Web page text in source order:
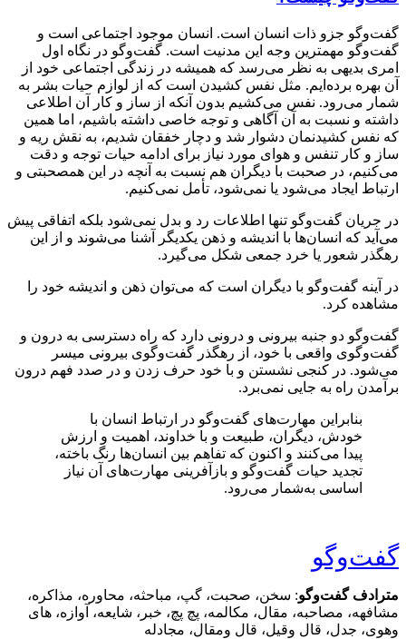
گفت‌وگو جزو ذات انسان است. انسان موجود اجتماعی است و
گفت‌وگو مهمترين وجه اين مدنیت است. گفت‏‌وگو در نگاه اول
امری بدیهی به نظر می‌‏رسد که همیشه در زندگی اجتماعی خود از
آن بهره برده‌‏ایم. مثل نفس کشیدن است که از لوازم حیات بشر به
شمار می‌‏رود. نفس می‌‏کشیم بدون آنكه از ساز و کار آن اطلاعی
داشته و نسبت به آن آگاهی و توجه خاصی داشته باشیم، اما همین
‏که نفس کشیدنمان دشوار شد و دچار خفقان شدیم، به نقش ریه و
ساز و کار تنفس و هوای مورد نیاز برای ادامه حیات توجه و دقت
می‌‏کنیم، در صحبت با دیگران هم نسبت به آنچه در این هم‏صحبتی و
ارتباط ایجاد می‏‌شود یا نمی‌‏شود، تأمل نمی‌‏کنیم.
در جریان گفت‏‌وگو تنها اطلاعات رد و بدل نمی‌‏شود بلکه اتفاقی پیش
‏می‏‌آید که انسان‌‏ها با اندیشه و ذهن یکدیگر آشنا می‌شوند و از این
رهگذر شعور یا خرد جمعی شکل می‌‏گیرد.
در آینه گفت‌‏وگو با دیگران است كه می‏‌توان ذهن و اندیشه خود را
مشاهده کرد.
گفت‌‏وگو دو جنبه بیرونی و درونی دارد که راه دسترسی به درون و
گفت‌‏وگوی واقعی با خود، از رهگذر گفت‌‏وگوی بیرونی میسر
می‌‏شود. در کنجی نشستن و با خود حرف زدن و در صدد فهم درون
برآمدن راه به جایی نمی‌‏برد.
بنابراین مهارت‌‏های گفت‏‌وگو در ارتباط انسان با
خودش، دیگران، طبیعت و با خداوند، اهمیت و ارزش
پیدا می‏‌کنند و اکنون که تفاهم بین انسان‏‌ها رنگ باخته،
تجدید حیات گفت‏‌و‏گو و بازآفرینی مهارت‌‏های آن نیاز
اساسی به‌‏شمار می‏‌رود.
گفت‌وگو
مترادف گفت‌وگو: سخن، صحبت، گپ، مباحثه، محاوره، مذاکره،
مشافهه، مصاحبه، مقال، مکالمه، پچ پچ، خبر، شایعه، آوازه، های
وهوی، جدل، قال وقیل، قال ومقال، مجادله